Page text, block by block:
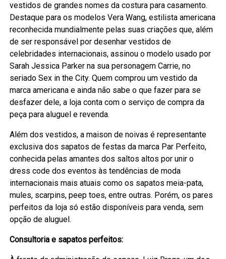
vestidos de grandes nomes da costura para casamento.
Destaque para os modelos Vera Wang, estilista americana
reconhecida mundialmente pelas suas criações que, além
de ser responsável por desenhar vestidos de
celebridades internacionais, assinou o modelo usado por
Sarah Jessica Parker na sua personagem Carrie, no
seriado Sex in the City. Quem comprou um vestido da
marca americana e ainda não sabe o que fazer para se
desfazer dele, a loja conta com o serviço de compra da
peça para aluguel e revenda.
Além dos vestidos, a maison de noivas é representante
exclusiva dos sapatos de festas da marca Par Perfeito,
conhecida pelas amantes dos saltos altos por unir o
dress code dos eventos às tendências de moda
internacionais mais atuais como os sapatos meia-pata,
mules, scarpins, peep toes, entre outras. Porém, os pares
perfeitos da loja só estão disponíveis para venda, sem
opção de aluguel.
Consultoria e sapatos perfeitos: